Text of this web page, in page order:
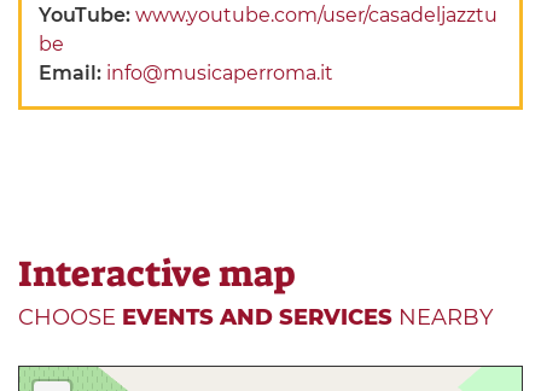
YouTube:www.youtube.com/user/casadeljazztu
be
Email: info@musicaperroma.it
Interactive map
CHOOSE EVENTS AND SERVICES NEARBY